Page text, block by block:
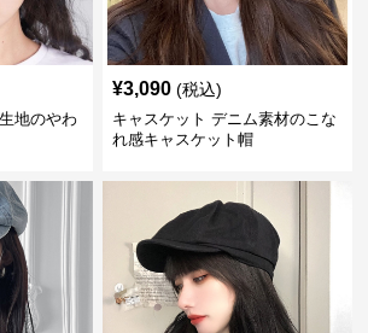
地のやわ
¥3,090 (税込)
キャスケット デニム素材のこな
れ感キャスケット帽